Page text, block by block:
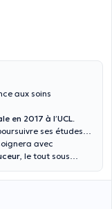
aux soins
en 2017 à l’UCL.
ses études
avec
, le tout sous